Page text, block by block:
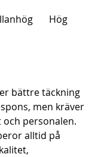
Hög
bättre täckning
men kräver
och personalen.
alltid på